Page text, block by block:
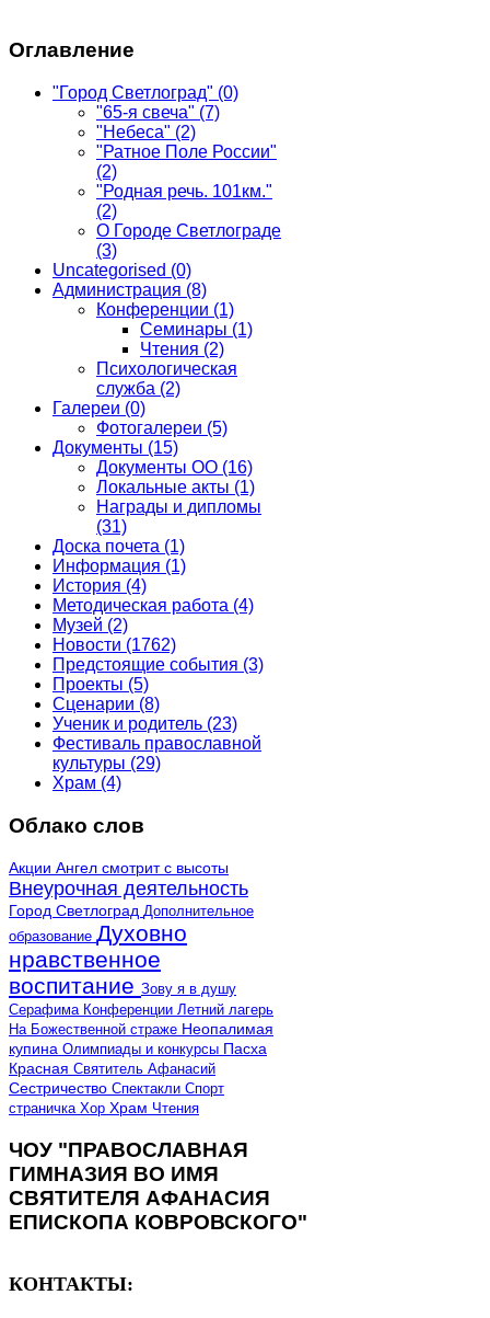
Оглавление
"Город Светлоград" (0)
"65-я свеча" (7)
"Небеса" (2)
"Ратное Поле России"
(2)
"Родная речь. 101км."
(2)
О Городе Светлограде
(3)
Uncategorised (0)
Администрация (8)
Конференции (1)
Семинары (1)
Чтения (2)
Психологическая
служба (2)
Галереи (0)
Фотогалереи (5)
Документы (15)
Документы ОО (16)
Локальные акты (1)
Награды и дипломы
(31)
Доска почета (1)
Информация (1)
История (4)
Методическая работа (4)
Музей (2)
Новости (1762)
Предстоящие события (3)
Проекты (5)
Сценарии (8)
Ученик и родитель (23)
Фестиваль православной
культуры (29)
Храм (4)
Облако слов
Акции Ангел смотрит с высоты
Внеурочная деятельность
Город Светлоград Дополнительное
образование Духовно
нравственное
воспитание Зову я в душу
Серафима Конференции Летний лагерь
На Божественной страже Неопалимая
купина Олимпиады и конкурсы Пасха
Красная Святитель Афанасий
Сестричество Спектакли Спорт
страничка Хор Храм Чтения
ЧОУ "ПРАВОСЛАВНАЯ
ГИМНАЗИЯ ВО ИМЯ
СВЯТИТЕЛЯ АФАНАСИЯ
ЕПИСКОПА КОВРОВСКОГО"
КОНТАКТЫ: